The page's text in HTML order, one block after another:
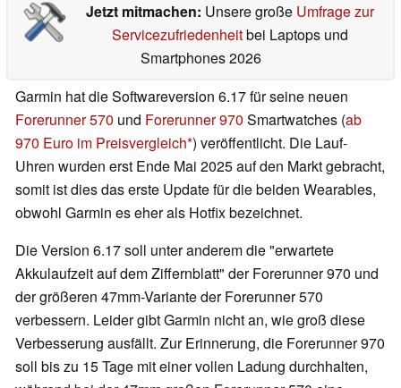
Jetzt mitmachen: Unsere große Umfrage zur
Servicezufriedenheitbei Laptops und
Smartphones 2026
Garmin hat die Softwareversion 6.17 für seine neuen
Forerunner 570 und Forerunner 970 Smartwatches (ab
970 Euro im Preisvergleich ) veröffentlicht. Die Lauf-
Uhren wurden erst Ende Mai 2025 auf den Markt gebracht,
somit ist dies das erste Update für die beiden Wearables,
obwohl Garmin es eher als Hotfix bezeichnet.
Die Version 6.17 soll unter anderem die "erwartete
Akkulaufzeit auf dem Ziffernblatt" der Forerunner 970 und
der größeren 47mm-Variante der Forerunner 570
verbessern. Leider gibt Garmin nicht an, wie groß diese
Verbesserung ausfällt. Zur Erinnerung, die Forerunner 970
soll bis zu 15 Tage mit einer vollen Ladung durchhalten,